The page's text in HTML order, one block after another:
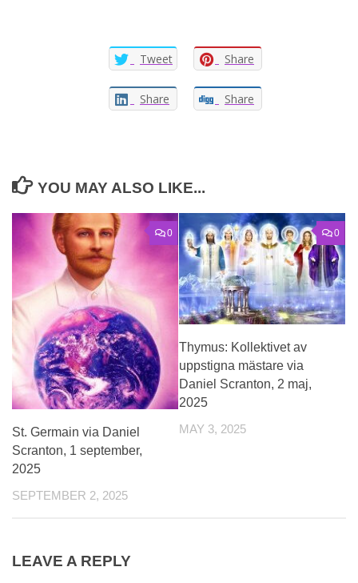
Tweet Share
Share Share
YOU MAY ALSO LIKE...
0
St. Germain via Daniel
Scranton, 1 september,
2025
SEPTEMBER 2, 2025
0
Thymus: Kollektivet av
uppstigna mästare via
Daniel Scranton, 2 maj,
2025
MAY 3, 2025
LEAVE A REPLY